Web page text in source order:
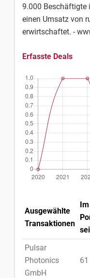
9.000 Beschäftigte
einen Umsatz von
erwirtschaftet. -
Erfasste Deals
Ausgewählte
Transaktionen
Im
Pulsar
Photonics
GmbH
61